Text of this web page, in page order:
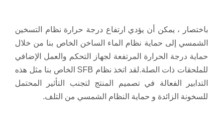
باختصار ، يمكن أن يؤدي ارتفاع درجة حرارة نظام التسخين
الشمسي إلى حماية نظام الماء الساخن الخاص بنا من خلال
حماية درجة الحرارة المرتفعة لجهاز التحكم والعمل الإضافي
للملحقات ذات الصلة.لقد اتخذ نظام SFB الخاص بنا مثل هذه
التدابير الفعالة في تصميم المنتج لتجنب التأثير المحتمل
للسخونة الزائدة و حماية النظام الشمسي من التلف.